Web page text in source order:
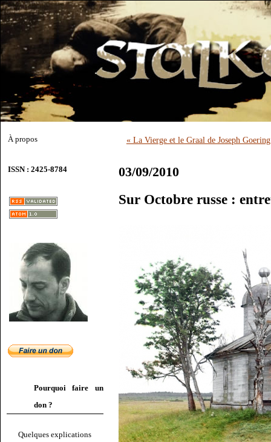
À propos
ISSN : 2425-8784
Pourquoi faire un
don ?
Quelques explications
« La Vierge et le Graal de Joseph Goering
03/09/2010
Sur Octobre russe :